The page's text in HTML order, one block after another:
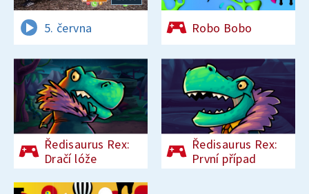
5. června Robo Bobo
Ředisaurus Rex:
Dračí lóže
Ředisaurus Rex:
První případ